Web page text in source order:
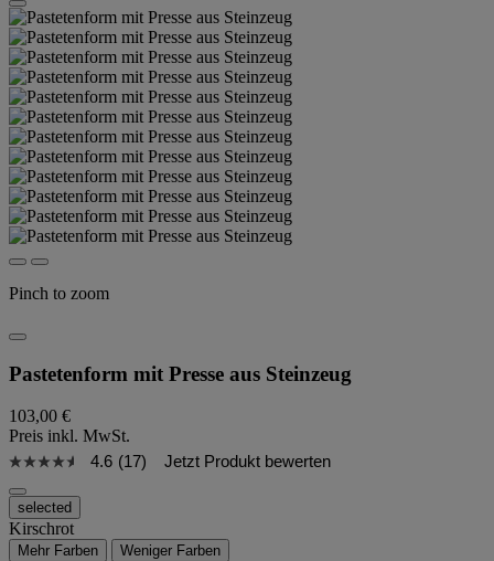
Pinch to zoom
Pastetenform mit Presse aus Steinzeug
103,00 €
Preis inkl. MwSt.
4.6 (17) Jetzt Produkt bewerten
selected
Kirschrot
Mehr Farben Weniger Farben